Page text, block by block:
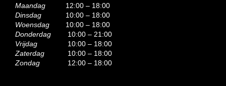
Maandag
12:00 – 18:00
Dinsdag
10:00 – 18:00
Woensdag
10:00 – 18:00
Donderdag
10:00 – 21:00
Vrijdag
10:00 – 18:00
Zaterdag
10:00 – 18:00
Zondag
12:00 – 18:00